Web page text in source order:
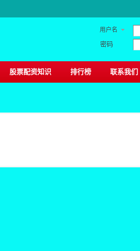
用户名
密码
股票配资知识 排行榜 联系我们